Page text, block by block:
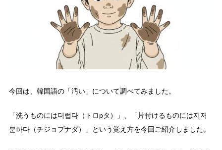
今回は、韓国語の「汚い」について調べてみました。
「洗うものには더럽다（トロpタ）」、「片付けるものには지저
분하다（チジョブナダ）」という覚え方を今回ご紹介しました。